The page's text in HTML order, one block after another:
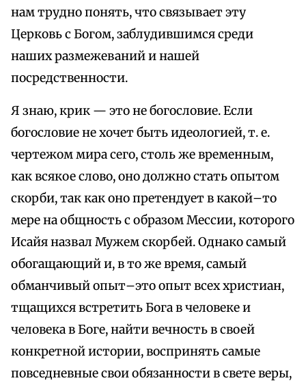
нам трудно понять, что связывает эту
Церковь с Богом, заблудившимся среди
наших размежеваний и нашей
посредственности.
Я знаю, крик — это не богословие. Если
богословие не хочет быть идеологией, т. е.
чертежом мира сего, столь же временным,
как всякое слово, оно должно стать опытом
скорби, так как оно претендует в какой–то
мере на общность с образом Мессии, которого
Исайя назвал Мужем скорбей. Однако самый
обогащающий и, в то же время, самый
обманчивый опыт–это опыт всех христиан,
тщащихся встретить Бога в человеке и
человека в Боге, найти вечность в своей
конкретной истории, воспринять самые
повседневные свои обязанности в свете веры,